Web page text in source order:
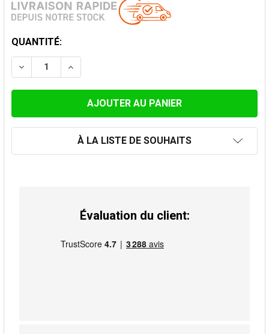
STOCK
ACTUEL:
QUANTITÉ:
DIMINUER LA QUANTITÉ DE TÉ 90° 2X FEMELLE 1X
AUGMENTER LA QUANTITÉ DE TÉ 90° 2X
À LA LISTE DE SOUHAITS
Évaluation du client: